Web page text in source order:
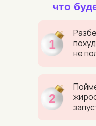
что
не
1
2